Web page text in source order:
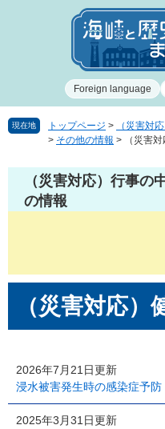
で
ば
Foreign language
現在地 トップページ >
（災害対
> その他の情報 > （災害
（災害対応）行事の
の情報
（災害対応
2026年7月21日更新
浸水被害発生時の感染症予
2025年3月31日更新